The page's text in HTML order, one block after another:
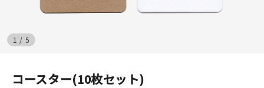
無地素材
紙
1 / 5
コースター(10枚セット)